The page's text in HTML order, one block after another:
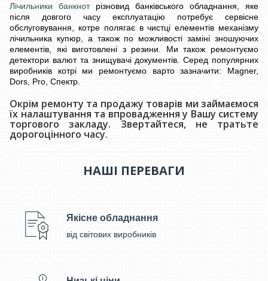
Лічильники банкнотрізновид банківського обладнання, яке
після довгого часу експлуатацію потребує сервісне
обслуговування, котре полягає в чистці елементів механізму
лічильника купюр, а також по можливості заміні зношуючих
елементів, які виготовлені з резини. Ми також ремонтуємо
детектори валют та знищувачі документів. Серед популярних
виробників котрі ми ремонтуємо варто зазначити: Magner,
Dors, Pro, Спектр.
Окрім ремонту та продажу товарів ми займаємося
їх налаштування та впровадження у Вашу систему
торгового закладу. Звертайтеся, не тратьте
дорогоцінного часу.
НАШІ ПЕРЕВАГИ
Якісне обладнання
від світових виробників